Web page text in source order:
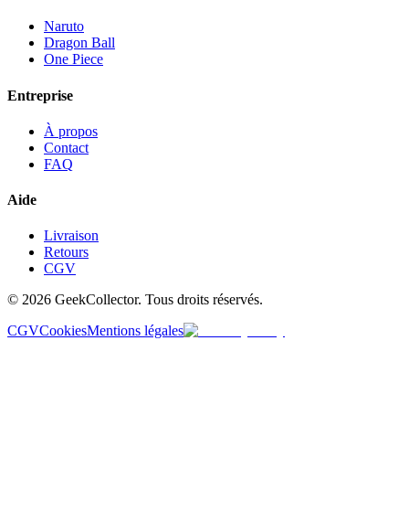
Naruto
Dragon Ball
One Piece
Entreprise
À propos
Contact
FAQ
Aide
Livraison
Retours
CGV
© 2026 GeekCollector. Tous droits réservés.
CGVCookiesMentions légales